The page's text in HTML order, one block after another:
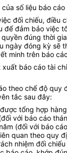
số liệu báo cáo
đối chiếu, điều
để đảm bảo việc
đúng thời
ngày đóng kỳ sẽ
minh trên báo
báo cáo tài
theo chế độ quy
tắc sau đây:
tổng hợp
với báo cáo
(đối với báo
quan theo quy
nhiệm đối